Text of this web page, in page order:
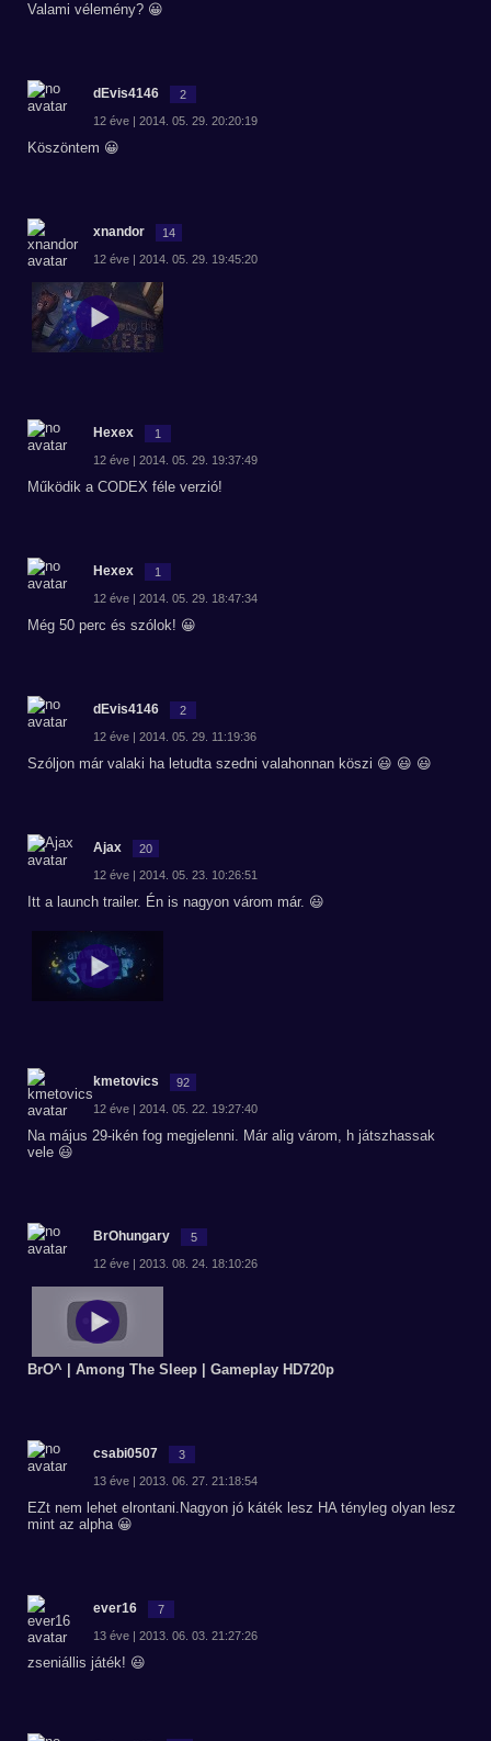
Valami vélemény? 😀
dEvis4146 2
12 éve | 2014. 05. 29. 20:20:19
Köszöntem 😀
xnandor 14
12 éve | 2014. 05. 29. 19:45:20
Hexex 1
12 éve | 2014. 05. 29. 19:37:49
Működik a CODEX féle verzió!
Hexex 1
12 éve | 2014. 05. 29. 18:47:34
Még 50 perc és szólok! 😀
dEvis4146 2
12 éve | 2014. 05. 29. 11:19:36
Szóljon már valaki ha letudta szedni valahonnan köszi 😃 😃 😃
Ajax 20
12 éve | 2014. 05. 23. 10:26:51
Itt a launch trailer. Én is nagyon várom már. 😃
kmetovics 92
12 éve | 2014. 05. 22. 19:27:40
Na május 29-ikén fog megjelenni. Már alig várom, h játszhassak
vele 😃
BrOhungary 5
12 éve | 2013. 08. 24. 18:10:26
BrO^ | Among The Sleep | Gameplay HD720p
csabi0507 3
13 éve | 2013. 06. 27. 21:18:54
EZt nem lehet elrontani.Nagyon jó káték lesz HA tényleg olyan lesz
mint az alpha 😀
ever16 7
13 éve | 2013. 06. 03. 21:27:26
zseniállis játék! 😃